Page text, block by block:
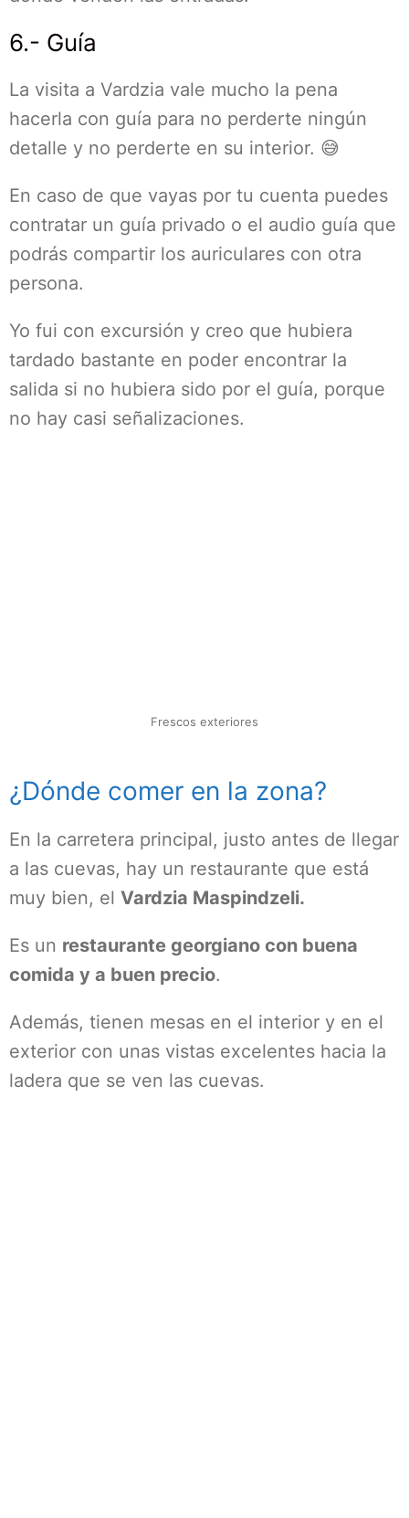
6.- Guía
La visita a Vardzia vale mucho la pena
hacerla con guía para no perderte ningún
detalle y no perderte en su interior. 😅
En caso de que vayas por tu cuenta puedes
contratar un guía privado o el audio guía que
podrás compartir los auriculares con otra
persona.
Yo fui con excursión y creo que hubiera
tardado bastante en poder encontrar la
salida si no hubiera sido por el guía, porque
no hay casi señalizaciones.
Frescos exteriores
¿Dónde comer en la zona?
En la carretera principal, justo antes de llegar
a las cuevas, hay un restaurante que está
muy bien, el Vardzia Maspindzeli.
Es un restaurante georgiano con buena
comida y a buen precio.
Además, tienen mesas en el interior y en el
exterior con unas vistas excelentes hacia la
ladera que se ven las cuevas.